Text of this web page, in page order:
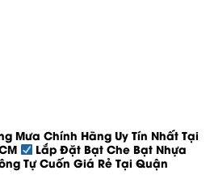
Mưa Chính Hãng Uy Tín Nhất Tại
Lắp Đặt Bạt Che Bạt Nhựa
Tự Cuốn Giá Rẻ Tại Quận